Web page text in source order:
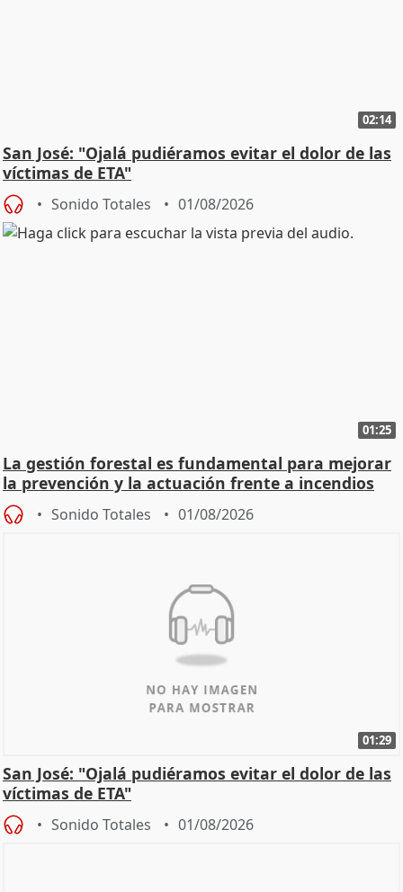
02:14
San José: "Ojalá pudiéramos evitar el dolor de las
víctimas de ETA"
Sonido Totales 01/08/2026
01:25
La gestión forestal es fundamental para mejorar
la prevención y la actuación frente a incendios
Sonido Totales 01/08/2026
01:29
San José: "Ojalá pudiéramos evitar el dolor de las
víctimas de ETA"
Sonido Totales 01/08/2026